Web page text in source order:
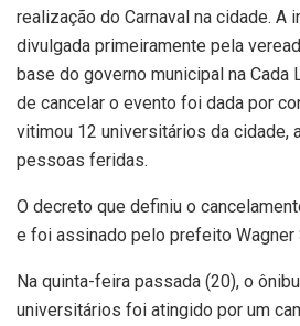
realização do Carnaval na cidade. A
divulgada primeiramente pela
base do governo municipal na Cada
de cancelar o evento foi dada por
vitimou 12 universitários da cidade,
pessoas feridas.
O decreto que definiu o
e foi assinado pelo prefeito Wagner
Na quinta-feira passada (20), o
universitários foi atingido por um